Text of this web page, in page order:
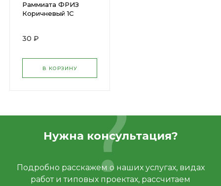
Раммиата ФРИЗ
Коричневый 1С
30 ₽
В КОРЗИНУ
Нужна консультация?
Подробно расскажем о наших услугах, видах
работ и типовых проектах, рассчитаем